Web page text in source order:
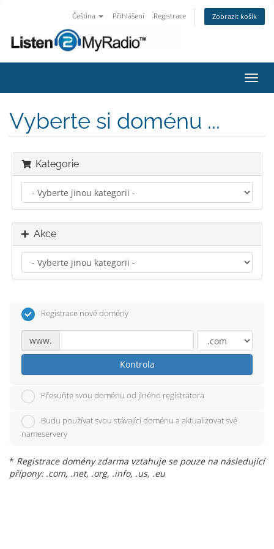
Čeština Přihlášení Registrace Zobrazit košík
Vyberte si doménu ...
Kategorie
Akce
Registrace nové domény
www.
Kontrola
Přesuňte svou doménu od jiného registrátora
Budu používat svou stávající doménu a aktualizovat své
nameservery
* Registrace domény zdarma vztahuje se pouze na následující
přípony: .com, .net, .org, .info, .us, .eu